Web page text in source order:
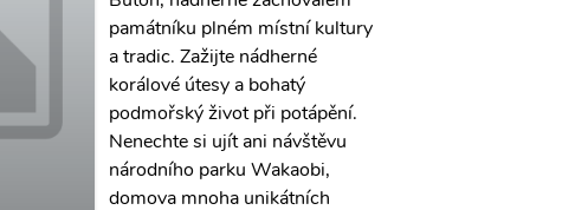
památníku plném místní kultury
a tradic. Zažijte nádherné
korálové útesy a bohatý
podmořský život při potápění.
Nenechte si ujít ani návštěvu
národního parku Wakaobi,
domova mnoha unikátních